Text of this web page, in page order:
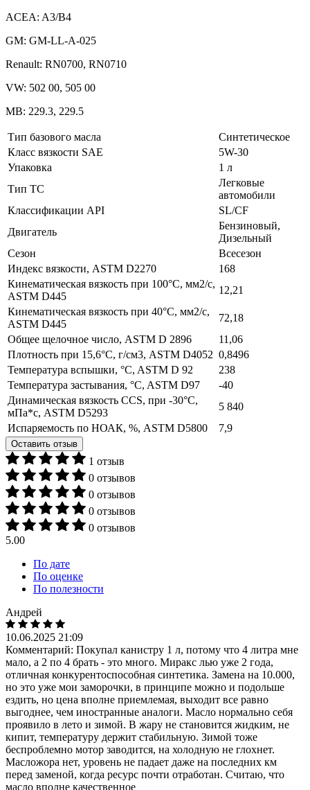
ACEA: A3/B4
GM: GM-LL-A-025
Renault: RN0700, RN0710
VW: 502 00, 505 00
MB: 229.3, 229.5
Тип базового масла
Синтетическое
Класс вязкости SAE
5W-30
Упаковка
1 л
Тип ТС
Легковые
автомобили
Классификации API
SL/CF
Двигатель
Бензиновый,
Дизельный
Сезон
Всесезон
Индекс вязкости, ASTM D2270
168
Кинематическая вязкость при 100°C, мм2/с,
ASTM D445
12,21
Кинематическая вязкость при 40°C, мм2/с,
ASTM D445
72,18
Общее щелочное число, ASTM D 2896
11,06
Плотность при 15,6°С, г/см3, ASTM D4052 0,8496
Температура вспышки, °C, ASTM D 92
238
Температура застывания, °C, ASTM D97
-40
Динамическая вязкость ССS, при -30°С,
мПа*с, ASTM D5293
5 840
Испаряемость по НОАК, %, ASTM D5800
7,9
Оставить отзыв
1 отзыв
0 отзывов
0 отзывов
0 отзывов
0 отзывов
5.00
По дате
По оценке
По полезности
Андрей
10.06.2025 21:09
Комментарий: Покупал канистру 1 л, потому что 4 литра мне
мало, а 2 по 4 брать - это много. Миракс лью уже 2 года,
отличная конкурентоспособная синтетика. Замена на 10.000,
но это уже мои заморочки, в принципе можно и подольше
ездить, но цена вполне приемлемая, выходит все равно
выгоднее, чем иностранные аналоги. Масло нормально себя
проявило в лето и зимой. В жару не становится жидким, не
кипит, температуру держит стабильную. Зимой тоже
беспроблемно мотор заводится, на холодную не глохнет.
Масложора нет, уровень не падает даже на последних км
перед заменой, когда ресурс почти отработан. Считаю, что
масло вполне качественное